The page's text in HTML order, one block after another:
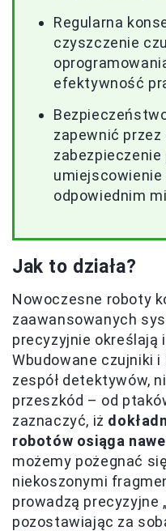
Regularna
czyszczenie
efektywność
zapewnić przez
zabezpieczenie
odpowiednim
Jak to działa?
Nowoczesne roboty
zaawansowanych
precyzyjnie określają
Wbudowane czujniki i
zespół detektywów,
przeszkód – od
zaznaczyć, iż
robotów osiąga
możemy pożegnać
niekoszonymi
prowadzą precyzyjne
pozostawiając za